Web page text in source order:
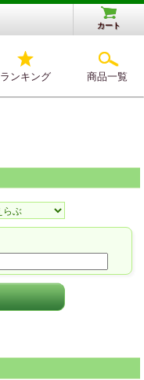
カート
ランキング 商品一覧